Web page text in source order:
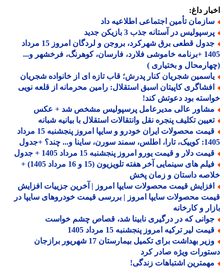
داغ:
تأمین اجتماعی اطلاعیه داد
در آستانه جذب 3 بازیکن جدید
جدول قطعی برق شهرکرد، بروجن و لردگان امروز 15 مرداد
1405 +برنامه خاموشی فلارد، فارسان، کوهرنگ، فرخشهر و...
و بختیاری )
شجریان کنار پدرش؛ قاب تازه ای از خانواده شجریان
کاپیتان اسبق استقلال: رامین محرمانه از قلعه نویی
بود دعوتش کند!
عالی مدیرعامل پرسپولیس مشخص شد + عکس
تکلیف پنجره نقل وانتقالات استقلال با بیانیه شبانه
قیمت محصولات ایران خودرو و سایپا امروز پنجشنبه 15 مرداد
ساینا و... چند؟ +جدول
دلار و قیمت یورو امروز پنجشنبه 15 مرداد 1405 + جدول
فیلم های سینمایی آخر هفته تلویزیون (15 و 16 مرداد 1405) +
داستان و زمان پخش
قیمت محصولات سایپا امروز | آخرین جزییات افزایش
محصولات سایپا امروز | بررسی قیمت خودروهای سایپا در
و کارخانه
که در درگیری نابینا شد، قصاص چشم خواست
لیر ترکیه امروز پنجشنبه 15 مرداد 1405
وزیر بهداشت برای تکمیل بیمارستان 17 شهریور برازجان
ویژه صادر کرد
اشتباهات زندگی!